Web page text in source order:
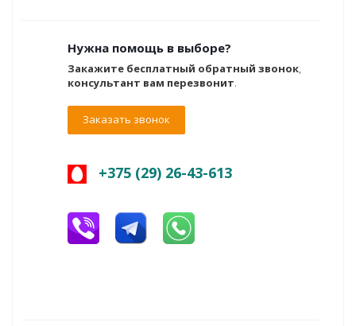
Нужна помощь в выборе?
Закажите бесплатный обратный звонок,
консультант вам перезвонит.
Заказать звонок
+375 (29) 26-43-613